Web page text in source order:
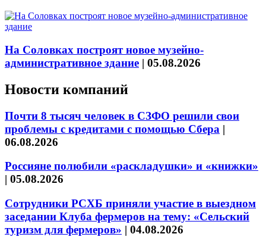
На Соловках построят новое музейно-
административное здание | 05.08.2026
Новости компаний
Почти 8 тысяч человек в СЗФО решили свои
проблемы с кредитами с помощью Сбера |
06.08.2026
Россияне полюбили «раскладушки» и «книжки»
| 05.08.2026
Сотрудники РСХБ приняли участие в выездном
заседании Клуба фермеров на тему: «Сельский
туризм для фермеров» | 04.08.2026